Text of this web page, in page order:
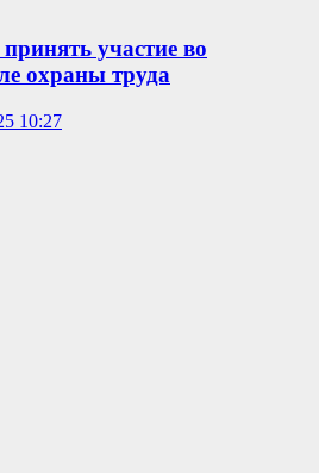
участие во
охраны труда
10:27